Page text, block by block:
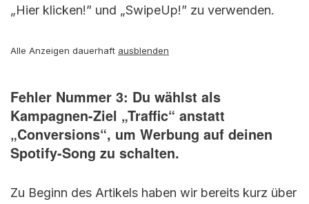
„Hier klicken!” und „SwipeUp!” zu verwenden.
Alle Anzeigen dauerhaft ausblenden
Fehler Nummer 3: Du wählst als
Kampagnen-Ziel „Traffic“ anstatt
„Conversions“, um Werbung auf deinen
Spotify-Song zu schalten.
Zu Beginn des Artikels haben wir bereits kurz über